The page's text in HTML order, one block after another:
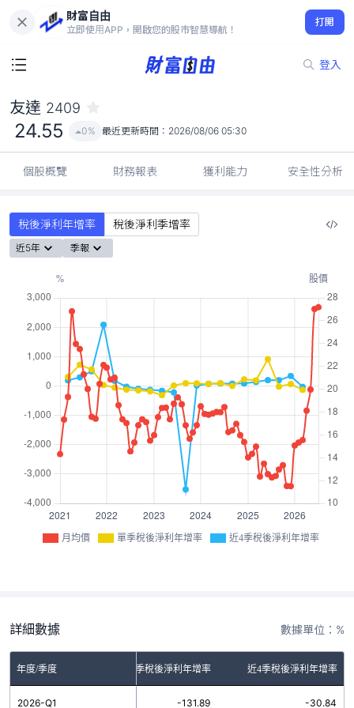
財富自由
立即使用APP，開啟您的股市智慧導航！
打開
登入
24.55
0%
友達 2409
24.55 0% 最近更新時間： 2026/08/06 05:30
個股概覽 財務報表 獲利能力 安全性分析
稅後淨利年增率 稅後淨利季增率
近5年 季報
月均價 單季稅後淨利年增率 近4季稅後淨利年增率
詳細數據 數據單位：%
年度/季度 單季稅後淨利年增率 近4季稅後淨利年增率
2026-Q1 -131.89 -30.84